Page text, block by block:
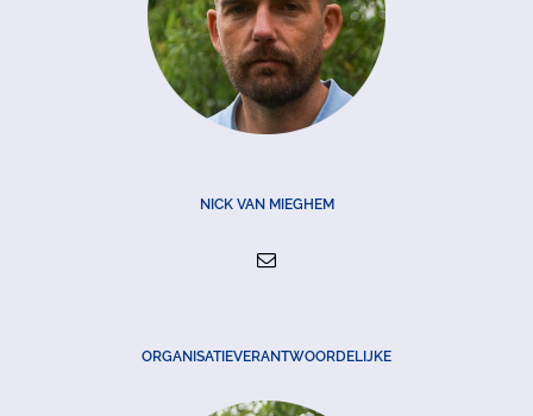
NICK VAN MIEGHEM
ORGANISATIEVERANTWOORDELIJKE